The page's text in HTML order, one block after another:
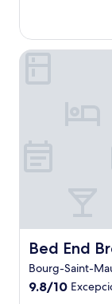
Bed End
Bed End
Bourg-Saint-
9.8
9.8/10
Bed End